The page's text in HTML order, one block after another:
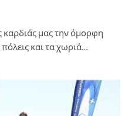
καρδιάς μας την όμορφη
και τα χωριά…